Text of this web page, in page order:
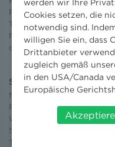
Reisnerstraße 53, 1030
T:
+43 1 513 21 24-0
F: +43 1 513 21 24-300
office@nhp.eu
Salzburg
Niederhuber & Partner
Rechtsanwälte GmbH
Wilhelm-Spazier-Straße 2a
5020 Salzburg
T:
werden wir Ihre
Cookies setzen, die
notwendig sind.
willigen Sie ein, dass
Drittanbieter
zugleich gemäß
in den USA/Canada
Europäische
insbesondere das
Behörden, zu